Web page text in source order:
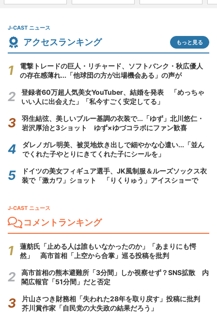
J-CAST ニュース
アクセスランキング もっと見る
電撃トレードの巨人・リチャード、ソフトバンク・秋広優人
の存在感薄れ...「他球団の方が出場機会ある」の声が
登録者60万超人気美女YouTuber、結婚を発表 「めっちゃ
いい人に出会えた」「私今すごく安定してる」
羽生結弦、美しいブルー基調の衣装で...「ゆず」北川悠仁・
岩沢厚治と3ショット ゆず×ゆづコラボにファン歓喜
ダレノガレ明美、被災地炊き出しで細やかな心遣い...「並ん
でくれた子やとりにきてくれた子にシールを」
ドイツの美女フィギュア選手、JK風制服＆ルーズソックス衣
装で「激カワ」ショット 「りくりゅう」アイスショーで
J-CAST ニュース
コメントランキング
蓮舫氏「止める人は誰もいなかったのか」「あまりにも愕
然」 高市首相「上空から合掌」巡る投稿を批判
高市首相の熊本避難所「3分間」しか視察せず？SNS拡散 内
閣広報官「51分間」だと否定
片山さつき財務相「失われた28年を取り戻す」投稿に批判
芥川賞作家「自民党の大失政の結果だろう」